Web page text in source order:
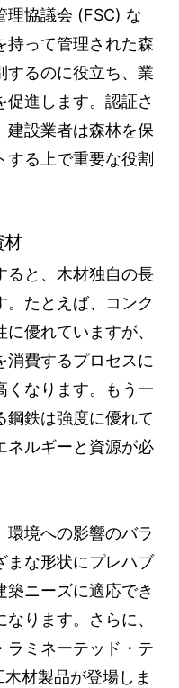
理協議会 (FSC) な
持って管理された森
するのに役立ち、業
促進します。認証さ
建設業者は森林を保
する上で重要な役割
材
ると、木材独自の長
。たとえば、コンク
優れていますが、
消費するプロセスに
くなります。もう一
鋼鉄は強度に優れて
ネルギーと資源が必
環境への影響のバラ
まな形状にプレハブ
ニーズに適応でき
ります。さらに、
ラミネーテッド・テ
材製品が登場しま